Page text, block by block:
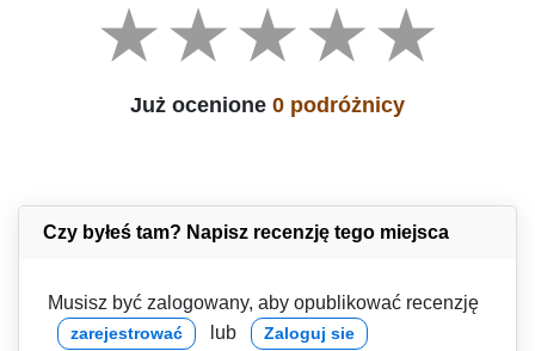
Już ocenione 0 podróżnicy
Czy byłeś tam? Napisz recenzję tego miejsca
Musisz być zalogowany, aby opublikować recenzję
zarejestrować lub Zaloguj sie